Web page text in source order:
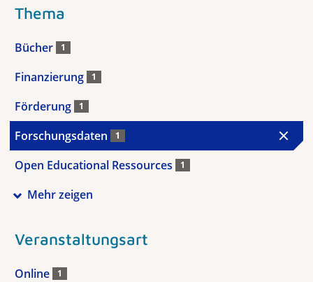
Thema
Bücher 1
Finanzierung 1
Förderung 1
Forschungsdaten 1
Open Educational Ressources 1
Mehr zeigen
Veranstaltungsart
Online 1